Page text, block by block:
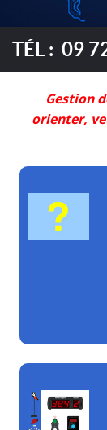
TÉL : 09
Gestion
orienter,